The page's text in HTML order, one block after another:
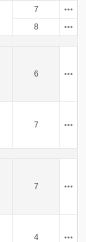
7
8
6
7
7
4